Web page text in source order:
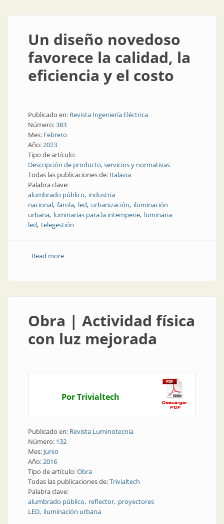
Un diseño novedoso
favorece la calidad, la
eficiencia y el costo
Publicado en: Revista Ingeniería Eléctrica
Número:383
Mes: Febrero
Año:2023
Tipo de artículo:
Descripción de producto, servicios y normativas
Todas las publicaciones de: Italavia
Palabra clave:
alumbrado público industria
nacional farola led urbanización iluminación
urbana luminarias para la intemperie luminaria
led telegestión
Read moreabout Un diseño novedoso favorece la calidad, la
Obra | Actividad física
con luz mejorada
Por Trivialtech
Publicado en: Revista Luminotecnia
Número: 132
Mes: Junio
Año:2016
Tipo de artículo:Obra
Todas las publicaciones de:Trivialtech
Palabra clave:
alumbrado público reflector proyectores
LED iluminación urbana